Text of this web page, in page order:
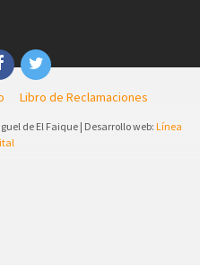
Libro de Reclamaciones
de El Faique | Desarrollo web: Línea